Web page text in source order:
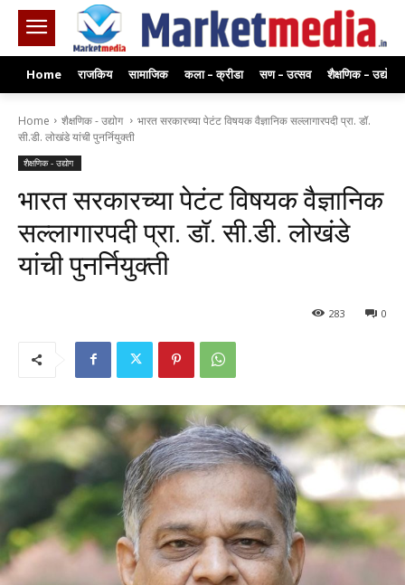
Home राजकिय सामाजिक कला – क्रीडा सण – उत्सव शैक्षणिक – उद्योग
Home शैक्षणिक - उद्योग
भारत सरकारच्या पेटंट विषयक वैज्ञानिक सल्लागारपदी प्रा. डॉ.
सी.डी. लोखंडे यांची पुनर्नियुक्ती
शैक्षणिक - उद्योग
भारत सरकारच्या पेटंट विषयक वैज्ञानिक
सल्लागारपदी प्रा. डॉ. सी.डी. लोखंडे
यांची पुनर्नियुक्ती
0
283